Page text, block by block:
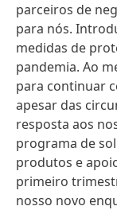
parceiros de
para nós.
medidas de
pandemia. Ao
para continuar
apesar das
resposta aos
programa de
produtos e
primeiro
nosso novo